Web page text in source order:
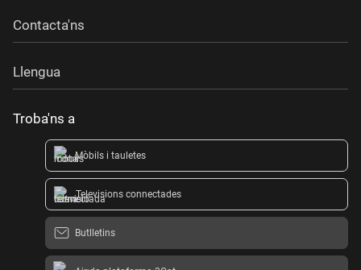
Contacta'ns
Llengua
Troba'ns a
Mòbils i tauletes
Televisions connectades
Butlletins